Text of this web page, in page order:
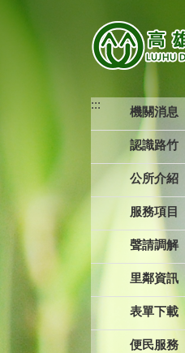
:::
機關消息
認識路竹
公所介紹
服務項目
聲請調解
里鄰資訊
表單下載
便民服務